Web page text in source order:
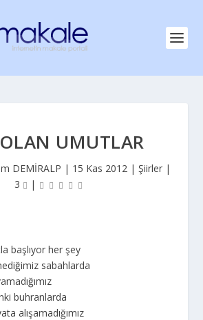
UMUTLAR
DEMİRALP | 15 Kas 2012 | Şiirler |
3
|
başlıyor her şey
sabahlarda
buhranlarda
alışamadığımız